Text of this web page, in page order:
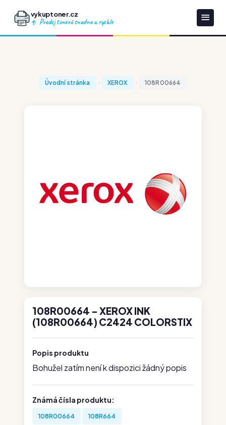
vykuptoner.cz
Prodej tonerů snadno a rychle
Úvodní stránka XEROX 108R00664
108R00664 - XEROX INK
(108R00664) C2424 COLORSTIX
Popis produktu
Bohužel zatím není k dispozici žádný popis
Známá čísla produktu:
108R00664 108R664